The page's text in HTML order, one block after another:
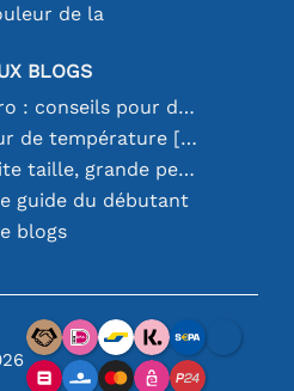
de la
BLOGS
Souder comme un pro : conseils pour des connexions électroniques parfaites
Choisir le bon capteur de température [youtube]
Batteries 18650 : petite taille, grande performance
guide du débutant
blogs